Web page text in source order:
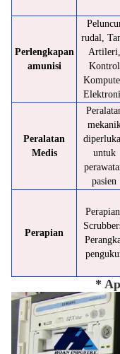
Perlengkapan
amunisi
rudal,
Artileri,
Kontrol
Peralatan
Medis
untuk
pasien
Perapian
*